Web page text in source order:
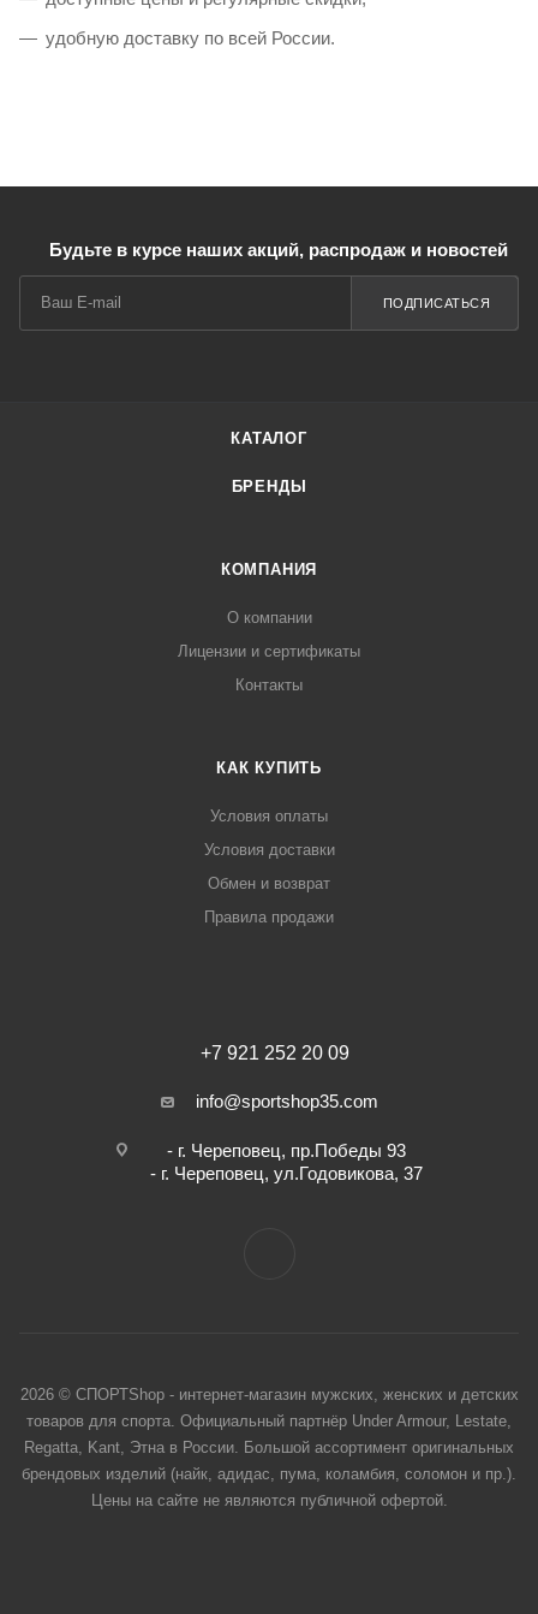
удобную доставку по всей России.
Будьте в курсе наших акций, распродаж и новостей
ПОДПИСАТЬСЯ
КАТАЛОГ
БРЕНДЫ
КОМПАНИЯ
О компании
Лицензии и сертификаты
Контакты
КАК КУПИТЬ
Условия оплаты
Условия доставки
Обмен и возврат
Правила продажи
+7 921 252 20 09
info@sportshop35.com
- г. Череповец, пр.Победы 93
- г. Череповец, ул.Годовикова, 37
2026 © СПОРТShop - интернет-магазин мужских, женских и детских
товаров для спорта. Официальный партнёр Under Armour, Lestate,
Regatta, Kant, Этна в России. Большой ассортимент оригинальных
брендовых изделий (найк, адидас, пума, коламбия, соломон и пр.).
Цены на сайте не являются публичной офертой.